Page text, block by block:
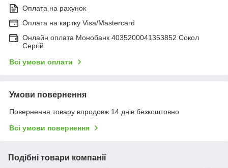
Оплата на рахунок
Оплата на картку Visa/Mastercard
Онлайн оплата Монобанк 4035200041353852 Сокол
Сергій
Всі умови оплати
Умови повернення
Повернення товару впродовж 14 днів безкоштовно
Всі умови повернення
Подібні товари компанії